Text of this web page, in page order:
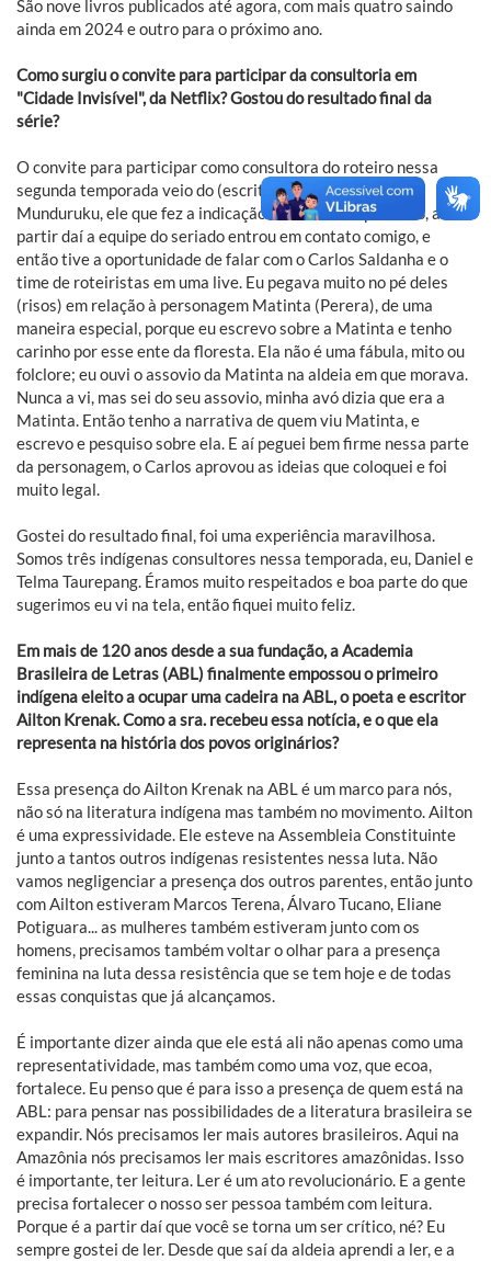
São nove livros publicados até agora, com mais quatro saindo
ainda em 2024 e outro para o próximo ano.
Como surgiu o convite para participar da consultoria em
"Cidade Invisível", da Netflix? Gostou do resultado final da
série?
O convite para participar como consultora do roteiro nessa
segunda temporada veio do (escritor e roteirista) Daniel
Munduruku, ele que fez a indicação. Ele me falou primeiro, a
partir daí a equipe do seriado entrou em contato comigo, e
então tive a oportunidade de falar com o Carlos Saldanha e o
time de roteiristas em uma live. Eu pegava muito no pé deles
(risos) em relação à personagem Matinta (Perera), de uma
maneira especial, porque eu escrevo sobre a Matinta e tenho
carinho por esse ente da floresta. Ela não é uma fábula, mito ou
folclore; eu ouvi o assovio da Matinta na aldeia em que morava.
Nunca a vi, mas sei do seu assovio, minha avó dizia que era a
Matinta. Então tenho a narrativa de quem viu Matinta, e
escrevo e pesquiso sobre ela. E aí peguei bem firme nessa parte
da personagem, o Carlos aprovou as ideias que coloquei e foi
muito legal.
Gostei do resultado final, foi uma experiência maravilhosa.
Somos três indígenas consultores nessa temporada, eu, Daniel e
Telma Taurepang. Éramos muito respeitados e boa parte do que
sugerimos eu vi na tela, então fiquei muito feliz.
Em mais de 120 anos desde a sua fundação, a Academia
Brasileira de Letras (ABL) finalmente empossou o primeiro
indígena eleito a ocupar uma cadeira na ABL, o poeta e escritor
Ailton Krenak. Como a sra. recebeu essa notícia, e o que ela
representa na história dos povos originários?
Essa presença do Ailton Krenak na ABL é um marco para nós,
não só na literatura indígena mas também no movimento. Ailton
é uma expressividade. Ele esteve na Assembleia Constituinte
junto a tantos outros indígenas resistentes nessa luta. Não
vamos negligenciar a presença dos outros parentes, então junto
com Ailton estiveram Marcos Terena, Álvaro Tucano, Eliane
Potiguara... as mulheres também estiveram junto com os
homens, precisamos também voltar o olhar para a presença
feminina na luta dessa resistência que se tem hoje e de todas
essas conquistas que já alcançamos.
É importante dizer ainda que ele está ali não apenas como uma
representatividade, mas também como uma voz, que ecoa,
fortalece. Eu penso que é para isso a presença de quem está na
ABL: para pensar nas possibilidades de a literatura brasileira se
expandir. Nós precisamos ler mais autores brasileiros. Aqui na
Amazônia nós precisamos ler mais escritores amazônidas. Isso
é importante, ter leitura. Ler é um ato revolucionário. E a gente
precisa fortalecer o nosso ser pessoa também com leitura.
Porque é a partir daí que você se torna um ser crítico, né? Eu
sempre gostei de ler. Desde que saí da aldeia aprendi a ler, e a